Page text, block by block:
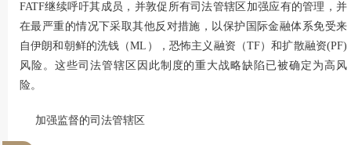
FATF继续呼吁其成员，并敦促所有司法管辖区加强应有的管理，并
在最严重的情况下采取其他反对措施，以保护国际金融体系免受来
自伊朗和朝鲜的洗钱（ML），恐怖主义融资（TF）和扩散融资(PF)
风险。这些司法管辖区因此制度的重大战略缺陷已被确定为高风
险。
加强监督的司法管辖区